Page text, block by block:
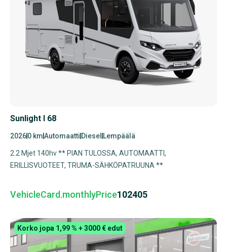
Sunlight I 68
20260 kmAutomaatti Diesel Lempäälä
2.2 Mjet 140hv ** PIAN TULOSSA, AUTOMAATTI,
ERILLISVUOTEET, TRUMA-SÄHKÖPATRUUNA **
VehicleCard.monthlyPrice102405
Korko jopa 1,99 % + 3000 € edut